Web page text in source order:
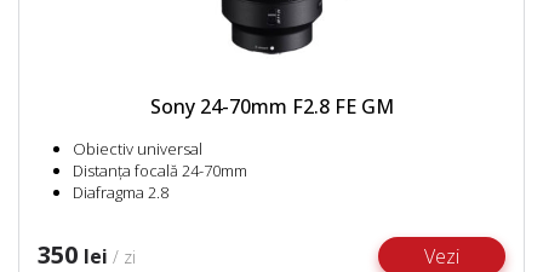
Sony 24-70mm F2.8 FE GM
Obiectiv universal
Distanța focală 24-70mm
Diafragma 2.8
350 lei / zi Vezi